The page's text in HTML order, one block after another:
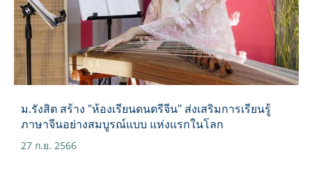
ม.รังสิต สร้าง "ห้องเรียนดนตรีจีน" ส่งเสริมการเรียนรู้
ภาษาจีนอย่างสมบูรณ์แบบ แห่งแรกในโลก
27 ก.ย. 2566